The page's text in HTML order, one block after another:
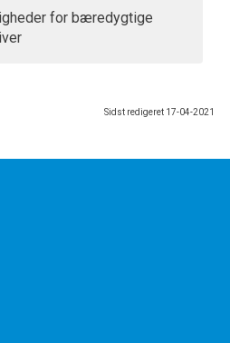
for bæredygtige
Sidst redigeret 17-04-2021